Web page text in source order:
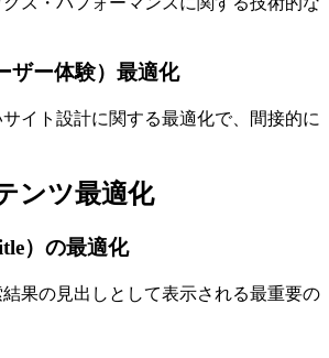
ザー体験）最適化
イト設計に関する最適化で、間接的に
ンツ最適化
）の最適化
果の見出しとして表示される最重要の